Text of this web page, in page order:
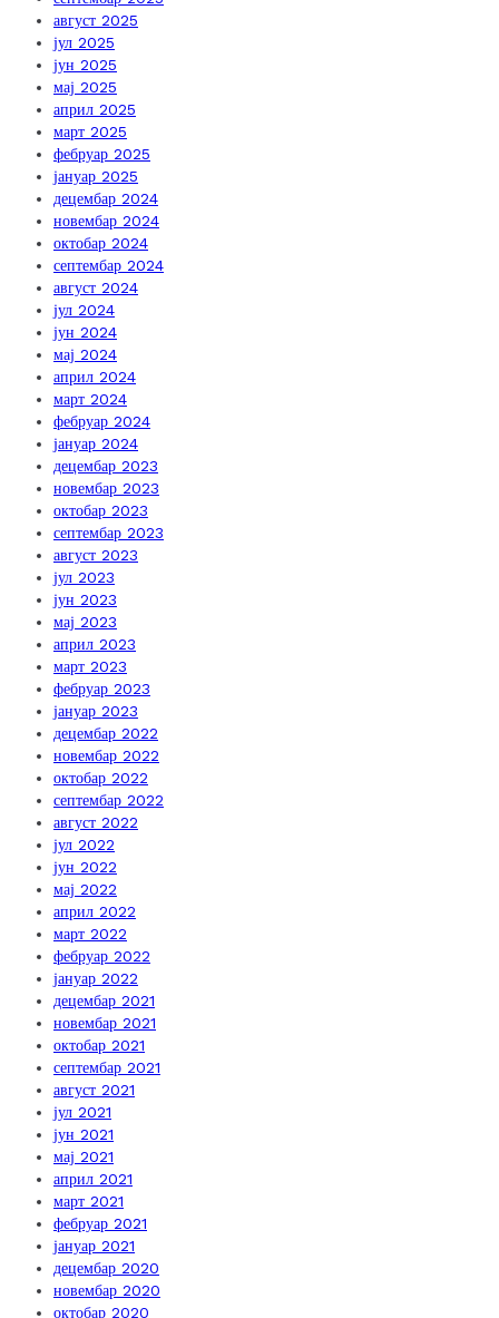
август 2025
јул 2025
јун 2025
мај 2025
април 2025
март 2025
фебруар 2025
јануар 2025
децембар 2024
новембар 2024
октобар 2024
септембар 2024
август 2024
јул 2024
јун 2024
мај 2024
април 2024
март 2024
фебруар 2024
јануар 2024
децембар 2023
новембар 2023
октобар 2023
септембар 2023
август 2023
јул 2023
јун 2023
мај 2023
април 2023
март 2023
фебруар 2023
јануар 2023
децембар 2022
новембар 2022
октобар 2022
септембар 2022
август 2022
јул 2022
јун 2022
мај 2022
април 2022
март 2022
фебруар 2022
јануар 2022
децембар 2021
новембар 2021
октобар 2021
септембар 2021
август 2021
јул 2021
јун 2021
мај 2021
април 2021
март 2021
фебруар 2021
јануар 2021
децембар 2020
новембар 2020
октобар 2020